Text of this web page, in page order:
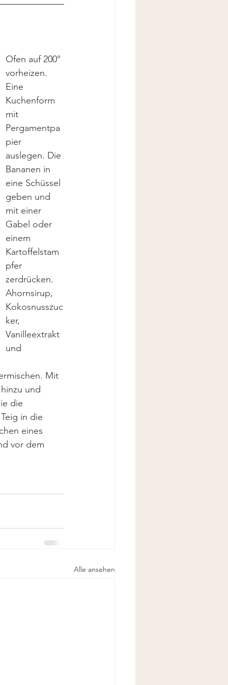
Ofen auf 200°
vorheizen.
Eine
Kuchenform
mit
Pergamentpa
pier
auslegen. Die
Bananen in
eine Schüssel
geben und
mit einer
Gabel oder
einem
Kartoffelstam
pfer
zerdrücken.
Ahornsirup,
Kokosnusszuc
ker,
Vanilleextrakt
und
Mit
und
die
in die
eines
vor dem
Alle ansehen